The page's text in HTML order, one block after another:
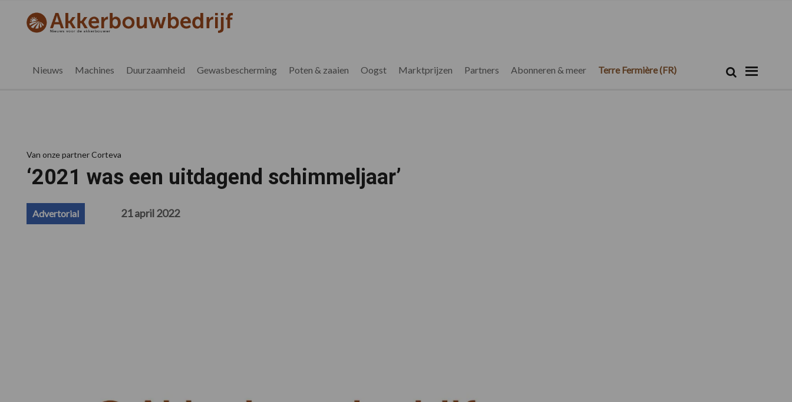
hoofdnavigatie
eerste
voettekst
akkerbouwbedrijf.be
Nieuws
Nieuws Machines Duurzaamheid Gewasbescherming Poten & zaaien Oogst Marktprijzen Partners Abonneren & meer Terre Fermière (FR) Zoek
Van onze partner Corteva
‘2021 was een uitdagend schimmeljaar’
Advertorial 21 april 2022